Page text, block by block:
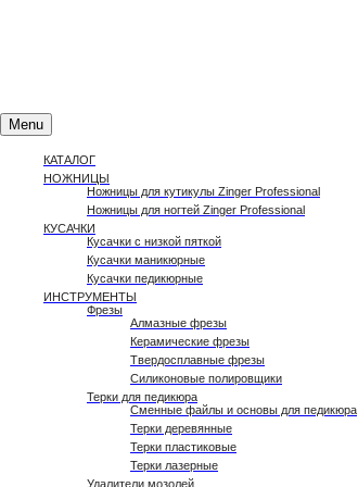
Menu
КАТАЛОГ
НОЖНИЦЫ
Ножницы для кутикулы Zinger Professional
Ножницы для ногтей Zinger Professional
КУСАЧКИ
Кусачки с низкой пяткой
Кусачки маникюрные
Кусачки педикюрные
ИНСТРУМЕНТЫ
Фрезы
Алмазные фрезы
Керамические фрезы
Твердосплавные фрезы
Силиконовые полировщики
Терки для педикюра
Сменные файлы и основы для педикюра
Терки деревянные
Терки пластиковые
Терки лазерные
Удалители мозолей